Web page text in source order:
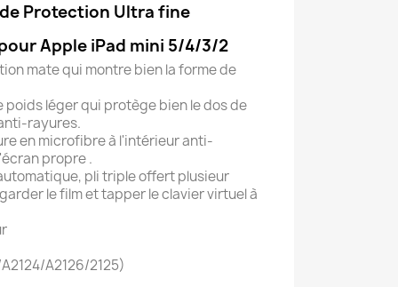
Protection Ultra fine
Apple iPad mini 5/4/3/2
mate qui montre bien la forme de
poids léger qui protège bien le dos de
rayures.
en microfibre à l'intérieur anti-
propre .
pli triple offert plusieur
le film et tapper le clavier virtuel à
A2126/2125)